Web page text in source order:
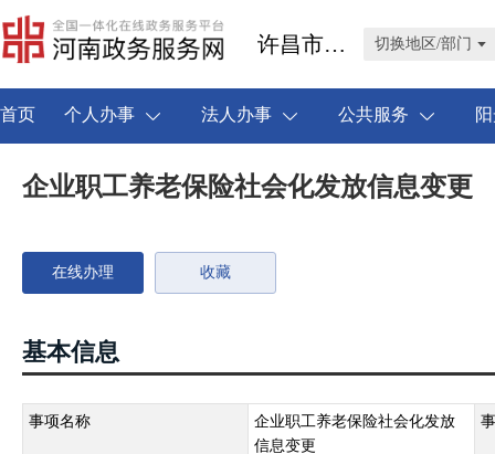
许昌市禹州市 切换地区/部门
首页 个人办事 法人办事 公共服务
企业职工养老保险社会化发放信息变更
在线办理 收藏
基本信息
事项名称
企业职工养老保险社会化发放
信息变更